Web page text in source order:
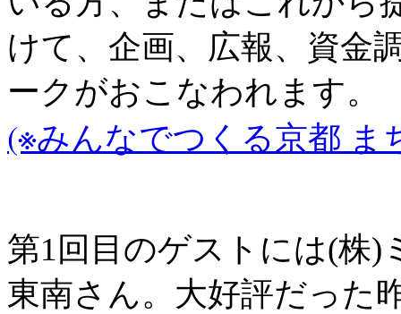
けて、企画、広報、資金
ークがおこなわれます。
(※みんなでつくる京都 ま
第1回目のゲストには(株
東南さん。大好評だった